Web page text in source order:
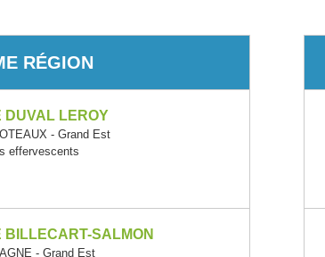
RÉGION
DUVAL LEROY
- Grand Est
effervescents
BILLECART-SALMON
- Grand Est